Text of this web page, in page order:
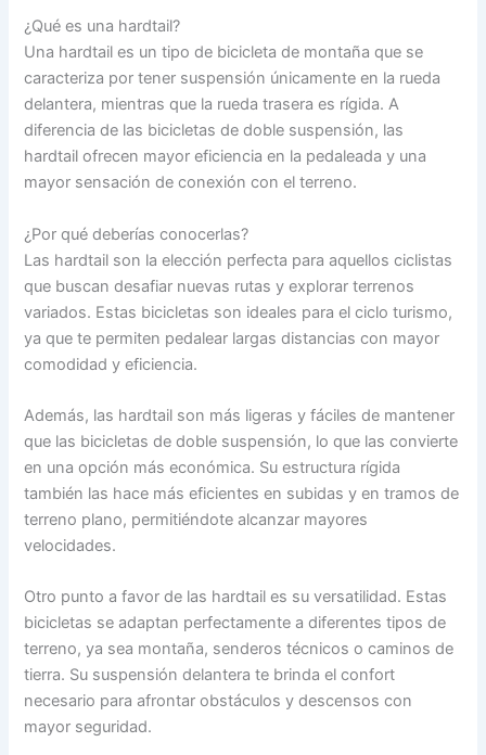
¿Qué es una hardtail?
Una hardtail es un tipo de bicicleta de montaña que se
caracteriza por tener suspensión únicamente en la rueda
delantera, mientras que la rueda trasera es rígida. A
diferencia de las bicicletas de doble suspensión, las
hardtail ofrecen mayor eficiencia en la pedaleada y una
mayor sensación de conexión con el terreno.
¿Por qué deberías conocerlas?
Las hardtail son la elección perfecta para aquellos ciclistas
que buscan desafiar nuevas rutas y explorar terrenos
variados. Estas bicicletas son ideales para el ciclo turismo,
ya que te permiten pedalear largas distancias con mayor
comodidad y eficiencia.
Además, las hardtail son más ligeras y fáciles de mantener
que las bicicletas de doble suspensión, lo que las convierte
en una opción más económica. Su estructura rígida
también las hace más eficientes en subidas y en tramos de
terreno plano, permitiéndote alcanzar mayores
velocidades.
Otro punto a favor de las hardtail es su versatilidad. Estas
bicicletas se adaptan perfectamente a diferentes tipos de
terreno, ya sea montaña, senderos técnicos o caminos de
tierra. Su suspensión delantera te brinda el confort
necesario para afrontar obstáculos y descensos con
mayor seguridad.